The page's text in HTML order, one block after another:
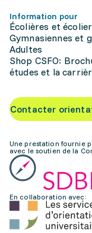
Information pour
Écolières et
Gymnasiennes et
Adultes
Shop CSFO:
études et la
Contacter
Une prestation fournie
avec le soutien de la
En collaboration avec: